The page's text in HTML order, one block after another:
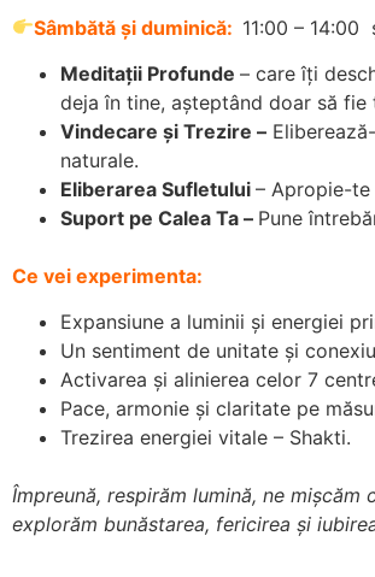
Sâmbătă și duminică: 11:00 – 14:00
Meditații Profunde – care îți
deja în tine, așteptând doar să fie
Vindecare și Trezire –
naturale.
Eliberarea Sufletului – Apropie-
Suport pe Calea Ta – Pune
Ce vei experimenta:
Expansiune a luminii și energiei
Un sentiment de unitate și
Activarea și alinierea celor 7
Pace, armonie și claritate pe
Trezirea energiei vitale – Shakti.
Împreună, respirăm lumină, ne
explorăm bunăstarea, fericirea și